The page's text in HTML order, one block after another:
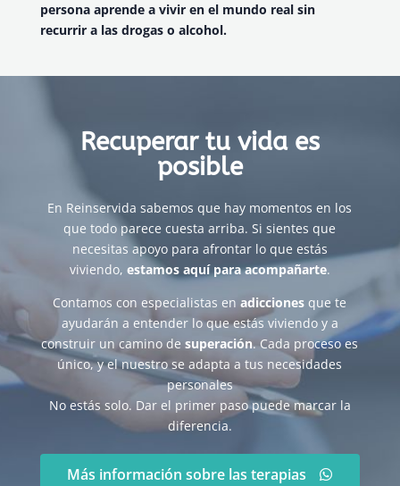
persona aprende a vivir en el mundo real sin
recurrir a las drogas o alcohol.
Recuperar tu vida es
posible
En Reinservida sabemos que hay momentos en los
que todo parece cuesta arriba. Si sientes que
necesitas apoyo para afrontar lo que estás
viviendo, estamos aquí para acompañarte.
Contamos con especialistas enadicciones que te
ayudarán a entender lo que estás viviendo y a
construir un camino desuperación. Cada proceso es
único, y el nuestro se adapta a tus necesidades
personales
No estás solo. Dar el primer paso puede marcar la
diferencia.
Más información sobre las terapias